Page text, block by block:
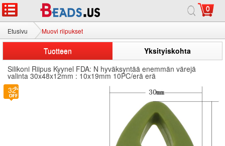
0
Etusivu Muovi riipukset
Tuotteen
Yksityiskohta
Silikoni Riipus Kyynel FDA: N hyväksyntää enemmän värejä
valinta 30x48x12mm : 10x19mm 10PC/erä erä